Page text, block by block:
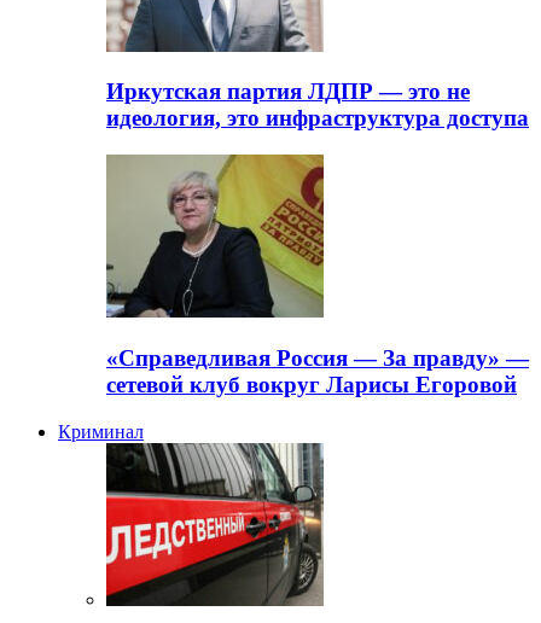
Иркутская партия ЛДПР — это не
идеология, это инфраструктура доступа
«Справедливая Россия — За правду» —
сетевой клуб вокруг Ларисы Егоровой
Криминал